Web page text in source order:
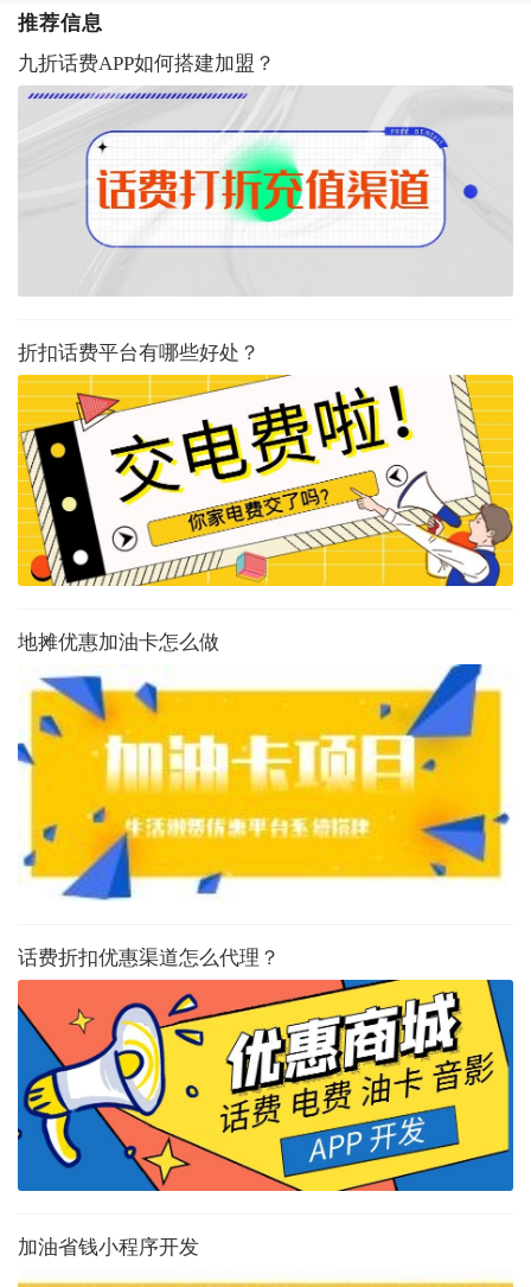
推荐信息
九折话费APP如何搭建加盟？
折扣话费平台有哪些好处？
地摊优惠加油卡怎么做
话费折扣优惠渠道怎么代理？
加油省钱小程序开发